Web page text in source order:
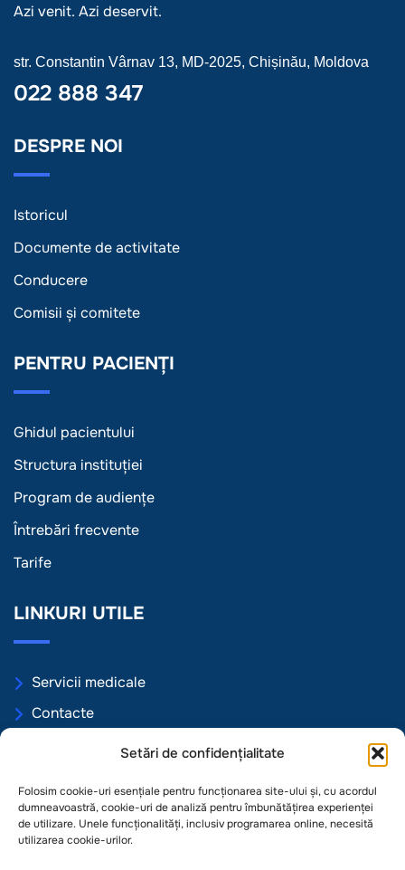
Setări de confidențialitate
Folosim cookie-uri esențiale pentru funcționarea site-ului și, cu acordul
dumneavoastră, cookie-uri de analiză pentru îmbunătățirea experienței
de utilizare. Unele funcționalități, inclusiv programarea online, necesită
utilizarea cookie-urilor.
Azi venit. Azi deservit.
str. Constantin Vârnav 13, MD-2025, Chișinău, Moldova
022 888 347
DESPRE NOI
Istoricul
Documente de activitate
Conducere
Comisii și comitete
PENTRU PACIENȚI
Ghidul pacientului
Structura instituției
Program de audiențe
Întrebări frecvente
Tarife
LINKURI UTILE
Servicii medicale
Contacte
Programări online
Politica de Cookie
Termeni și condiții